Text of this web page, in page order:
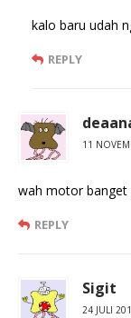
kalo baru udah
REPLY
11
wah motor banget
REPLY
Sigit
24 JULI